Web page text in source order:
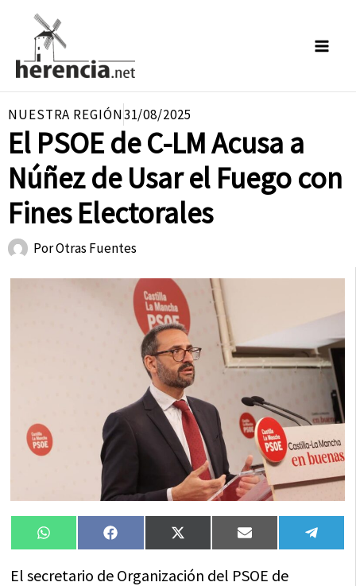
contenido
NUESTRA REGIÓN31/08/2025
El PSOE de C-LM Acusa a
Núñez de Usar el Fuego con
Fines Electorales
PorOtras Fuentes
Compartir
en
WhatsAppCompartir
en
FacebookCompartir
en
X
(Twitter)
Compartir
en
Email
en
El secretario de Organización del PSOE de